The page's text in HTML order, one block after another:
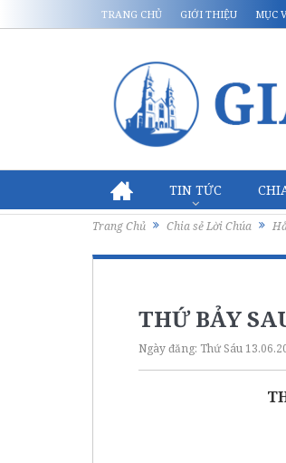
TRANG CHỦ GIỚI THIỆU MỤC
TIN TỨC
Trang Chủ Chia sẻ Lời Chúa
THỨ BẢY
Ngày đăng: Thứ Sáu